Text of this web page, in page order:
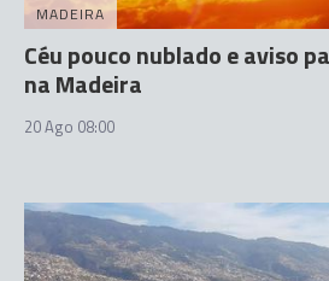
MADEIRA
Céu pouco nublado e aviso
na Madeira
20 Ago 08:00